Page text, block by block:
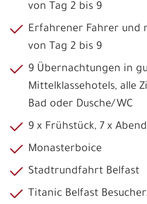
von Tag 2 bis 9
Erfahrener Fahrer und
von Tag 2 bis 9
9 Übernachtungen in
Mittelklassehotels, alle
Bad oder Dusche/WC
9 x Frühstück, 7 x
Monasterboice
Stadtrundfahrt Belfast
Titanic Belfast